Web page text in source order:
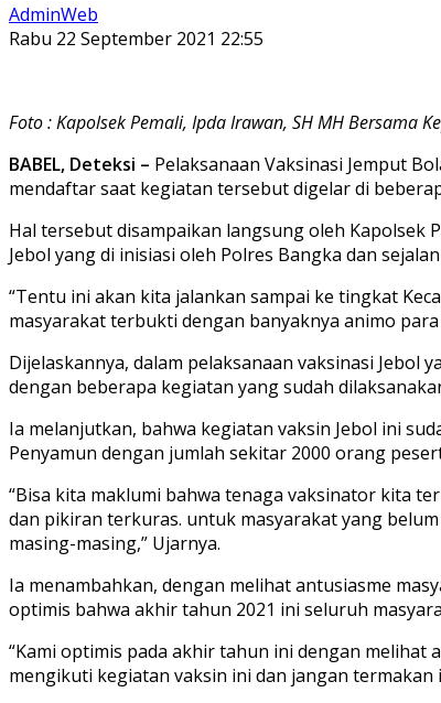
AdminWeb
Rabu 22 September 2021 22:55
Foto : Kapolsek Pemali, Ipda Irawan, SH MH Bersama
BABEL, Deteksi – Pelaksanaan Vaksinasi Jemput
mendaftar saat kegiatan tersebut digelar di
Hal tersebut disampaikan langsung oleh Kapolsek
Jebol yang di inisiasi oleh Polres Bangka dan
“Tentu ini akan kita jalankan sampai ke tingkat
masyarakat terbukti dengan banyaknya animo
Dijelaskannya, dalam pelaksanaan vaksinasi Jebol
dengan beberapa kegiatan yang sudah
Ia melanjutkan, bahwa kegiatan vaksin Jebol ini
Penyamun dengan jumlah sekitar 2000 orang
“Bisa kita maklumi bahwa tenaga vaksinator kita
dan pikiran terkuras. untuk masyarakat yang
masing-masing,” Ujarnya.
Ia menambahkan, dengan melihat antusiasme
optimis bahwa akhir tahun 2021 ini seluruh
“Kami optimis pada akhir tahun ini dengan melihat
mengikuti kegiatan vaksin ini dan jangan termakan